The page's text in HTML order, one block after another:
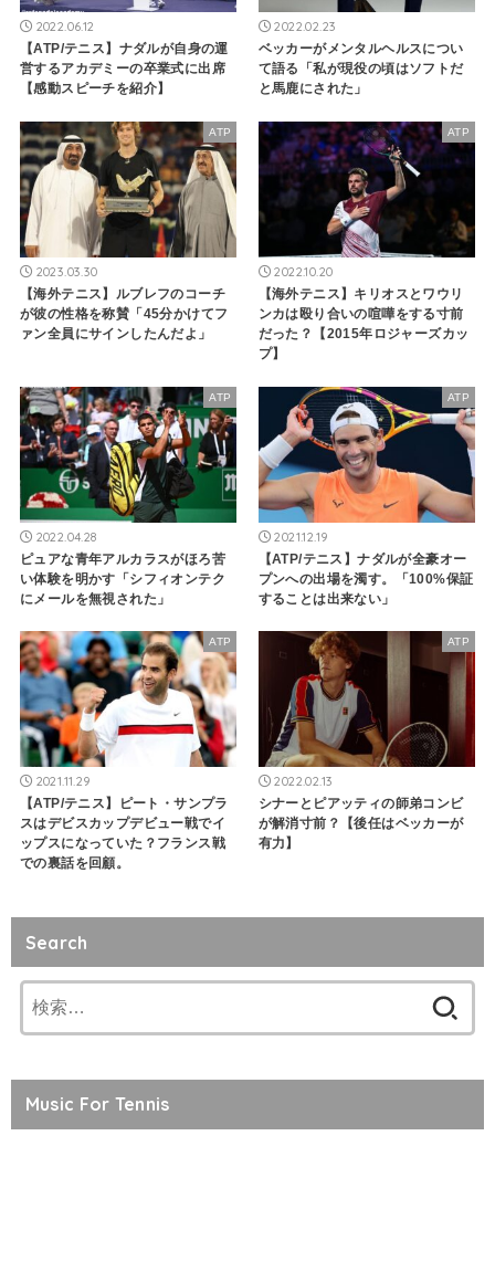
2022.06.12
【ATP/テニス】ナダルが自身の運
営するアカデミーの卒業式に出席
【感動スピーチを紹介】
2022.02.23
ベッカーがメンタルヘルスについ
て語る「私が現役の頃はソフトだ
と馬鹿にされた」
ATP
2023.03.30
【海外テニス】ルブレフのコーチ
が彼の性格を称賛「45分かけてフ
ァン全員にサインしたんだよ」
ATP
2022.10.20
【海外テニス】キリオスとワウリ
ンカは殴り合いの喧嘩をする寸前
だった？【2015年ロジャーズカッ
プ】
ATP
2022.04.28
ピュアな青年アルカラスがほろ苦
い体験を明かす「シフィオンテク
にメールを無視された」
ATP
2021.12.19
【ATP/テニス】ナダルが全豪オー
プンへの出場を濁す。「100%保証
することは出来ない」
ATP
2021.11.29
【ATP/テニス】ピート・サンプラ
スはデビスカップデビュー戦でイ
ップスになっていた？フランス戦
での裏話を回顧。
ATP
2022.02.13
シナーとピアッティの師弟コンビ
が解消寸前？【後任はベッカーが
有力】
Search
索:
Music For Tennis